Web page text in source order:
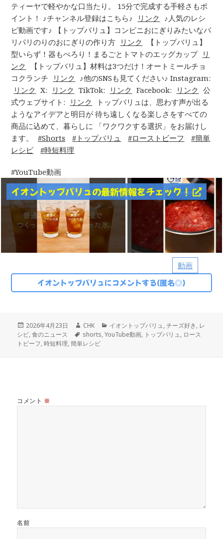
ティーヤで軽やかな口当たり。 15分で完成する手軽さもポ
イント！ ♪チャンネル登録はこちら♪
リンク ♪人気のレシ
ピ動画です♪ 【トップバリュ】コンビニおにぎりみたいなパ
リパリのりのおにぎりの作り方 リンク
【トップバリュ】
型いらず！器もぺろり！まるごとトマトのエッグカップ リ
ンク
【トップバリュ】材料は3つだけ！オートミールチョ
コクランチ
リンク ♪他のSNSも見てください♪ Instagram:
リンク X: リンク TikTok: リンク Facebook: リンク 公
式ウェブサイト:
リンク
トップバリュは、思わす声が出る
ようなアイデアと明日が 待ち遠しくなる楽しさをすべての
商品に込めて、暮らしに 「ワクワクする選択」をお届けし
ます。
Shorts トップバリュ ローストビーフ
簡単
レシピ
時短料理
動画
YouTube動画
イオントップバリュの最新情報をチェック！
イオントップバリュにコメントする(匿名◎)
投
稿
日:
2026年4月23日
作
成
者
CHK
カ
テ
イオントップバリュ,チーズ好き, レ
シピ,食のニュース
タ
グ
shorts,YouTube動画, トップバリュ, ロース
トビーフ,時短料理,簡単レシピ
コメント ※
名前